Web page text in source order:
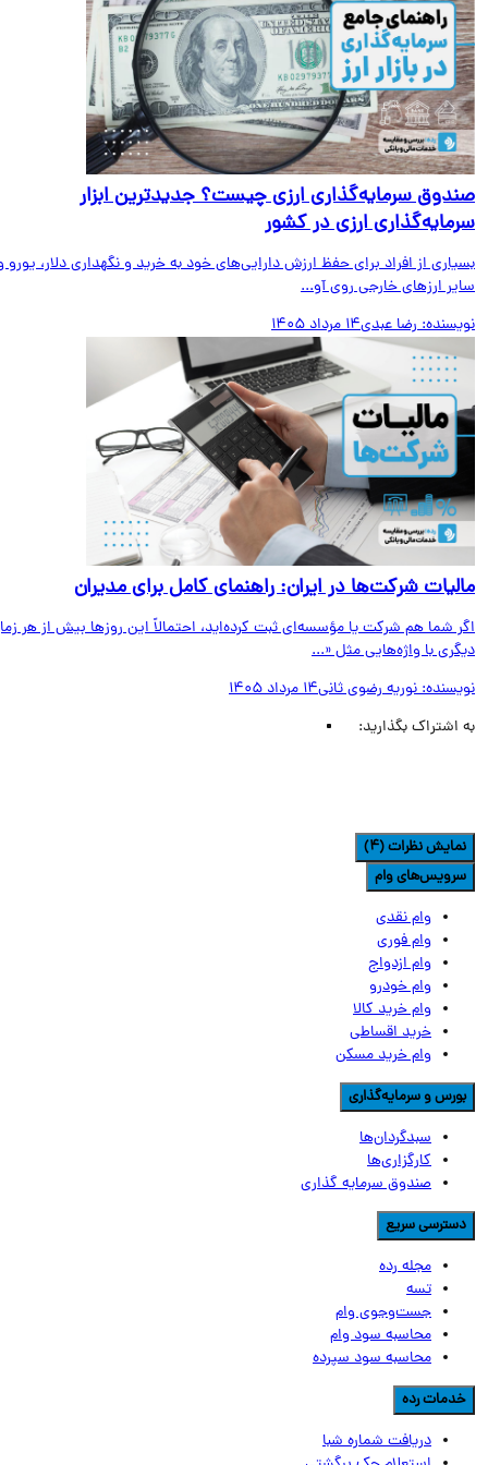
سرمایه‌گذاری ارزی چیست؟ جدیدترین ابزار
ارزی در کشور
از افراد برای حفظ ارزش دارایی‌های خود به خرید و نگهداری دلار، یورو و
ارزهای خارجی روی آو...
رضا عبدی14 مرداد 1405
شرکت‌ها در ایران: راهنمای کامل برای مدیران
شما هم شرکت یا مؤسسه‌ای ثبت کرده‌اید، احتمالاً این روزها بیش از هر زمان
با واژه‌هایی مثل «...
نوریه رضوی ثانی14 مرداد 1405
اشتراک بگذارید:
نظرات (4)
وام
وام نقدی
وام فوری
وام ازدواج
وام خودرو
وام خرید کالا
خرید اقساطی
وام خرید مسکن
و سرمایه‌گذاری
سبدگردان‌ها
کارگزاری‌ها
صندوق سرمایه گذاری
سریع
مجله رده
تسه
جست‌وجوی وام
محاسبه سود وام
محاسبه سود سپرده
رده
دریافت شماره شبا